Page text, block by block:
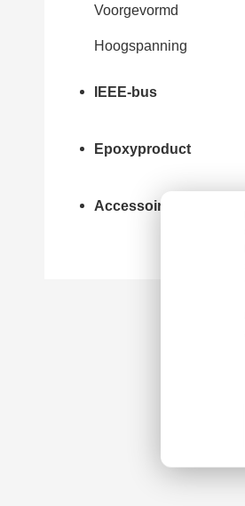
Voorgevormd
Hoogspanning
IEEE-bus
Epoxyproduct
Accessoires